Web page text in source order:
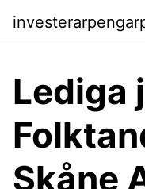
Lediga
Skåne